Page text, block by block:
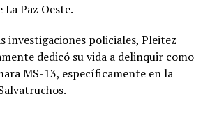
en dos décadas
Paz Oeste.
investigaciones policiales, Pleitez
dedicó su vida a delinquir como
MS-13, específicamente en la